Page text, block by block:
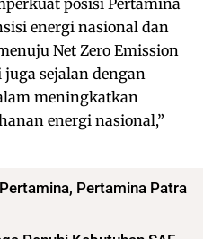
energi nasional dan
Net Zero Emission
sejalan dengan
meningkatkan
energi nasional,”
Pertamina, Pertamina Patra